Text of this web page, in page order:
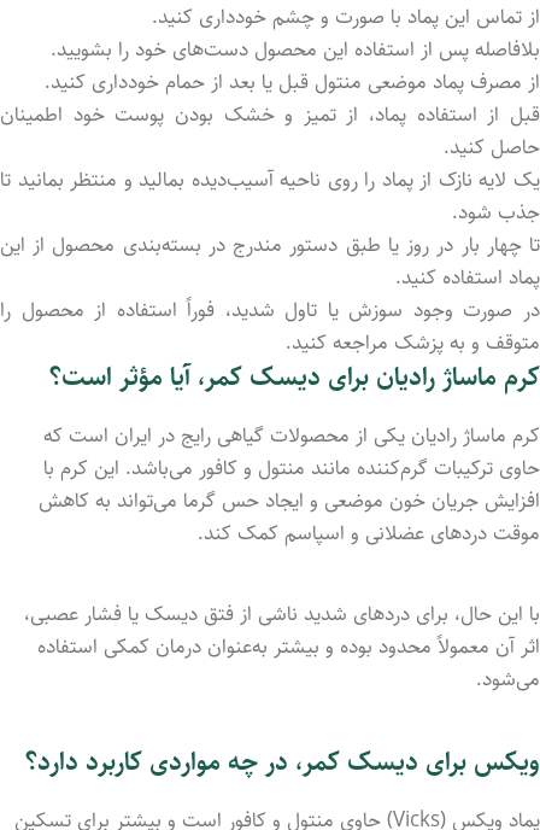
از تماس این پماد با صورت و چشم خودداری کنید.
بلافاصله پس از استفاده این محصول دست‌های خود را بشویید.
از مصرف پماد موضعی منتول قبل یا بعد از حمام خودداری کنید.
قبل از استفاده پماد، از تمیز و خشک بود‌ن پوست خود اطمینان
حاصل کنید.
یک لایه نازک از پماد را روی ناحیه آسیب‌دیده بمالید و منتظر بمانید تا
جذب شود.
تا چهار بار در روز یا طبق دستور مندرج در بسته‌بندی محصول از این
پماد استفاده کنید.
در صورت وجود سوزش یا تاول شدید، فوراً استفاده از محصول را
متوقف و به پزشک مراجعه کنید.
کرم ماساژ رادیان برای دیسک کمر، آیا مؤثر است؟
کرم ماساژ رادیان یکی از محصولات گیاهی رایج در ایران است که
حاوی ترکیبات گرم‌کننده مانند منتول و کافور می‌باشد. این کرم با
افزایش جریان خون موضعی و ایجاد حس گرما می‌تواند به کاهش
موقت دردهای عضلانی و اسپاسم کمک کند.
با این حال، برای دردهای شدید ناشی از فتق دیسک یا فشار عصبی،
اثر آن معمولاً محدود بوده و بیشتر به‌عنوان درمان کمکی استفاده
می‌شود.
ویکس برای دیسک کمر، در چه مواردی کاربرد دارد؟
پماد ویکس (Vicks) حاوی منتول و کافور است و بیشتر برای تسکین